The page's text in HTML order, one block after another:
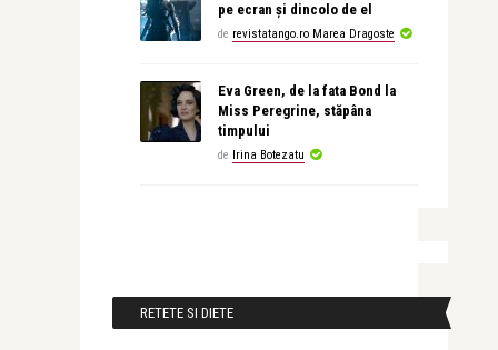
pe ecran și dincolo de el
de revistatango.ro Marea Dragoste
Eva Green, de la fata Bond la
Miss Peregrine, stăpâna
timpului
de Irina Botezatu
RETETE SI DIETE